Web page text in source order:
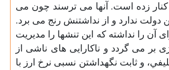
زده است. آنها می ترسند چون می
ندارد و از نداشتنش رنج می برد.
آن را نداشته که اين تنشها را مديريت
بر مى گردد و ناکارايی های ناشی از
و ثابت نگهداشتن نسبی نرخ ارز با